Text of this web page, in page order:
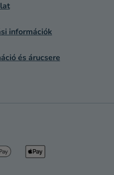
információk
és árucsere